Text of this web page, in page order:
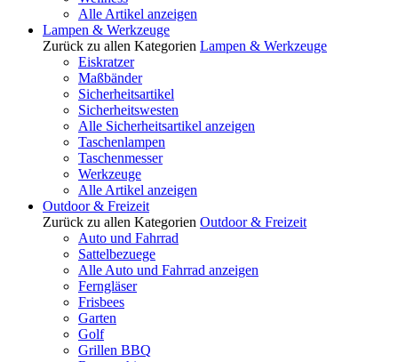
Alle Artikel anzeigen
Lampen & Werkzeuge
Zurück zu allen Kategorien Lampen & Werkzeuge
Eiskratzer
Maßbänder
Sicherheitsartikel
Sicherheitswesten
Alle Sicherheitsartikel anzeigen
Taschenlampen
Taschenmesser
Werkzeuge
Alle Artikel anzeigen
Outdoor & Freizeit
Zurück zu allen Kategorien Outdoor & Freizeit
Auto und Fahrrad
Sattelbezuege
Alle Auto und Fahrrad anzeigen
Ferngläser
Frisbees
Garten
Golf
Grillen BBQ